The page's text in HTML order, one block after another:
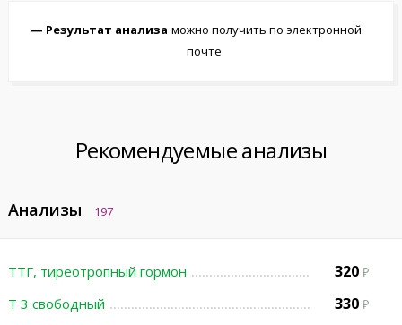
Результат анализа можно получить по электронной
почте
Рекомендуемые анализы
Анализы 197
ТТГ, тиреотропный гормон 320
Т 3 свободный 330